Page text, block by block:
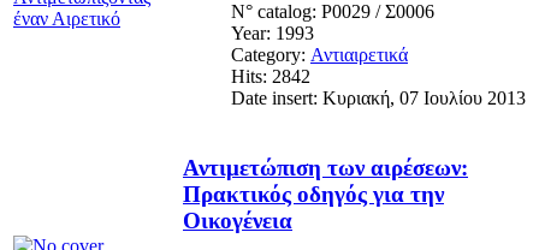
N° catalog: Ρ0029 / Σ0006
Year: 1993
Category: Αντιαιρετικά
Hits: 2842
Date insert: Κυριακή, 07 Ιουλίου 2013
Αντιμετώπιση των αιρέσεων:
Πρακτικός οδηγός για την
Οικογένεια